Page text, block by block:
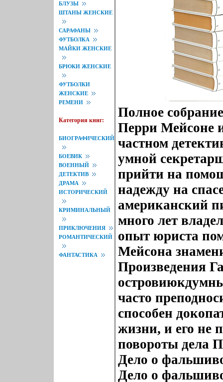
БЛУЗЫ
ШТАНЫ ЖЕНСКИЕ
САРАФАНЫ
ФУТБОЛКА
МАЙКИ ЖЕНСКИЕ
БРЮКИ ЖЕНСКИЕ
ФУТБОЛКИ
ЖЕНСКИЕ
РЕМЕНИ
Категория книг:
БИОГРАФИЧЕСКИЙ
БОЕВИК
ВОЕННЫЙ
ДЕТЕКТИВ
ДРАМА
ИСТОРИЧЕСКИЙ
КРИМИНАЛЬНЫЙ
ПРИКЛЮЧЕНИЯ
РОМАНТИЧЕСКИЙ
ФАНТАСТИКА
Полное
Перри Мейсоне
частном
умной
прийти на
надежду на
американский
много лет
опыт юриста
Мейсона
Произведения
часто
способен
жизни, и его не
повороты дела
Дело о
Дело о